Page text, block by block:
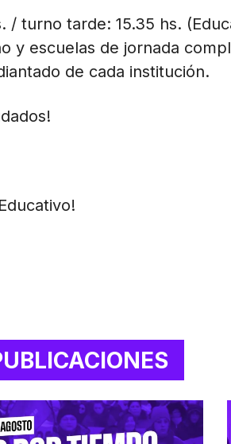
/ turno tarde: 15.35 hs.
y escuelas de jornada
de cada institución.